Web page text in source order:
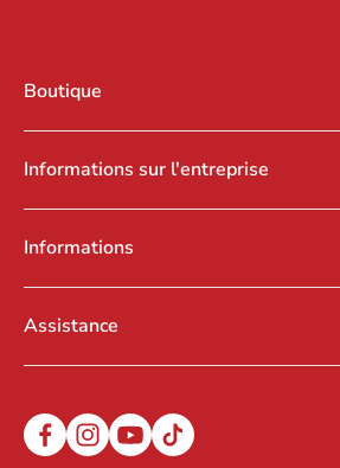
Boutique
Informations sur l'entreprise
Informations
Assistance